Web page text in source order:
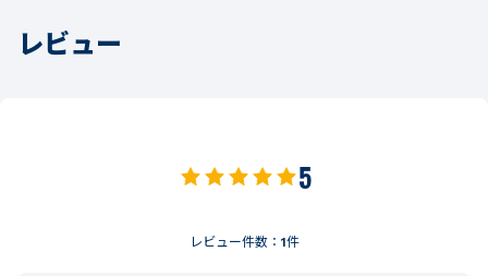
レビュー
5
レビュー件数： 1件